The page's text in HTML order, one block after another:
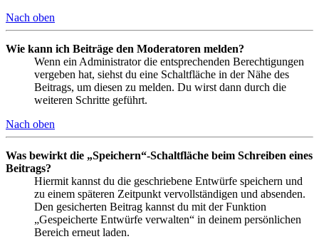
Nach oben
Wie kann ich Beiträge den Moderatoren melden?
Wenn ein Administrator die entsprechenden Berechtigungen
vergeben hat, siehst du eine Schaltfläche in der Nähe des
Beitrags, um diesen zu melden. Du wirst dann durch die
weiteren Schritte geführt.
Nach oben
Was bewirkt die „Speichern“-Schaltfläche beim Schreiben eines
Beitrags?
Hiermit kannst du die geschriebene Entwürfe speichern und
zu einem späteren Zeitpunkt vervollständigen und absenden.
Den gesicherten Beitrag kannst du mit der Funktion
„Gespeicherte Entwürfe verwalten“ in deinem persönlichen
Bereich erneut laden.